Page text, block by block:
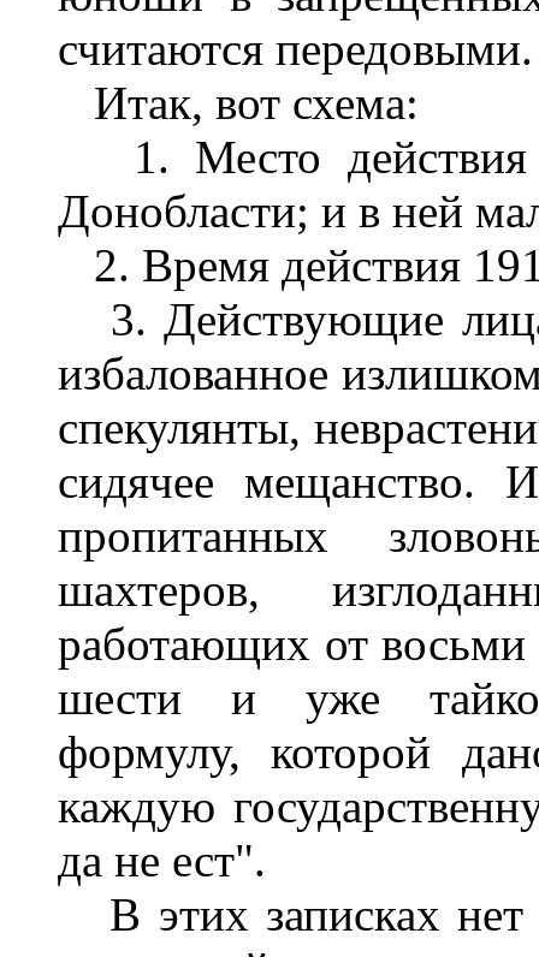
считаются передовыми.
Итак, вот схема:
1. Место действия
Донобласти; и в ней
2. Время действия
3. Действующие лица
избалованное
спекулянты,
сидячее мещанство.
пропитанных
шахтеров,
работающих от
шести и уже
формулу, которой
каждую
да не ест".
В этих записках нет